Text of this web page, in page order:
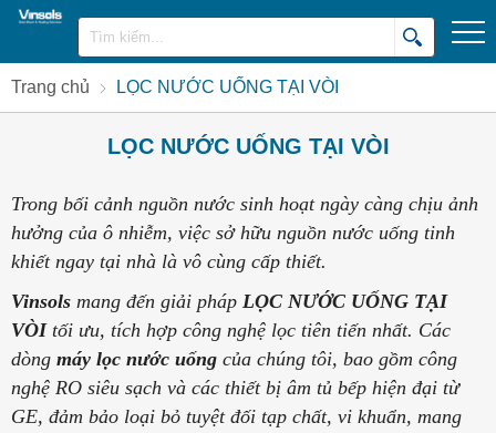
Trang chủ LỌC NƯỚC UỐNG TẠI VÒI
LỌC NƯỚC UỐNG TẠI VÒI
Trong bối cảnh nguồn nước sinh hoạt ngày càng chịu ảnh
hưởng của ô nhiễm, việc sở hữu nguồn nước uống tinh
khiết ngay tại nhà là vô cùng cấp thiết.
Vinsols mang đến giải pháp LỌC NƯỚC UỐNG TẠI
VÒItối ưu, tích hợp công nghệ lọc tiên tiến nhất. Các
dòng máy lọc nước uống của chúng tôi, bao gồm công
nghệ RO siêu sạch và các thiết bị âm tủ bếp hiện đại từ
GE, đảm bảo loại bỏ tuyệt đối tạp chất, vi khuẩn, mang